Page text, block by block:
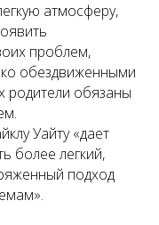
атмосферу,
проблем,
обездвиженными
родители обязаны
Уайту «дает
более легкий,
подход